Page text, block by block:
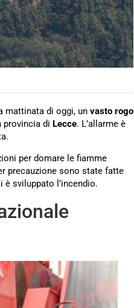
mattinata di oggi, un vasto rogo
provincia di Lecce. L’allarme è
per domare le fiamme
precauzione sono state fatte
è sviluppato l’incendio.